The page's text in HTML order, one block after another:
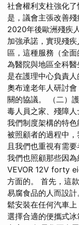
社會權利支柱強化
是，議會主張改善
2020年後歐洲殘疾
加強承諾，實現殘
區，這種服務（全
為醫院與地區全科
是在護理中心負責人
奧布達老年人研討
關的協議。 （二）
毒人員之家、殘障
我們制度架構的特
被照顧者的過程中
且我們也重視有需
我們也照顧那些因為
VEVOR 12V forty
方面的。 首先，這
易腐食品的人而設
鬆安裝在任何汽車上
選擇合適的便攜式